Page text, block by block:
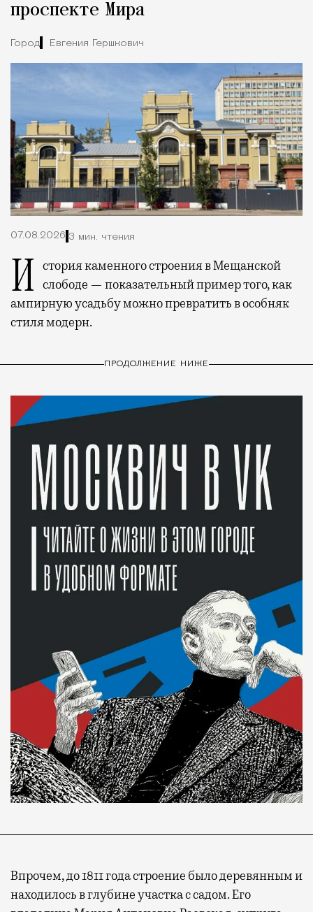
проспекте Мира
Город Евгения Гершкович
07.08.2026 3 мин. чтения
История каменного строения в Мещанской слободе — показательный пример того, как
ампирную усадьбу можно превратить в особняк
стиля модерн.
ПРОДОЛЖЕНИЕ НИЖЕ
Впрочем, до 1811 года строение было деревянным и
находилось в глубине участка с садом. Его